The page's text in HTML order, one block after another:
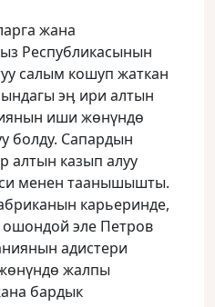
жана
Республикасынын
салым кошуп жаткан
эӊ ири алтын
иши жɵнүндɵ
болду. Сапардын
алтын казып алуу
менен таанышышты.
карьеринде,
ошондой эле Петров
адистери
жалпы
бардык